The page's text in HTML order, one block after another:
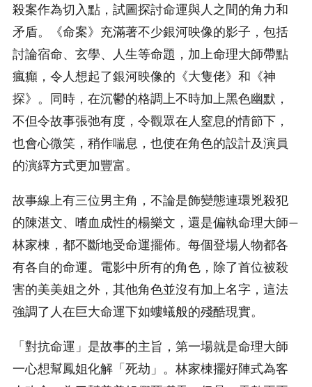
殺案作為切入點，試圖探討命運與人之間的角力和
矛盾。《命案》充滿著不少銀河映像的影子，包括
討論宿命、玄學、人生等命題，加上命理大師帶點
瘋癲，令人想起了銀河映像的《大隻佬》和《神
探》。同時，在沉鬱的格調上不時加上黑色幽默，
不但令故事張弛有度，令觀眾在人窒息的情節下，
也會心微笑，稍作喘息，也使在角色的設計及演員
的演繹方式更加豐富。
故事線上有三位男主角，不論是飾變態連環兇殺犯
的陳湛文、嗜血成性的楊樂文，還是偏執命理大師—
林家棟，都不斷地受命運擺佈。每個登場人物都各
有各自的命運。電影中所有的角色，除了首位被殺
害的美美姐之外，其他角色並沒有加上名字，這法
強調了人在巨大命運下如螻蟻般的殘酷現實。
「對抗命運」是故事的主旨，第一場就是命理大師
一心想幫鳳姐化解「死劫」。林家棟擺好陣式為客